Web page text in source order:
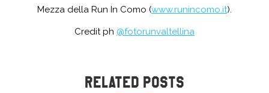
Mezza della Run In Como (www.runincomo.it).
Credit ph @fotorunvaltellina
Related Posts